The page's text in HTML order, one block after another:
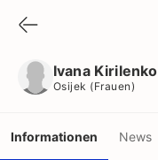
Ivana Kirilenko
Osijek (frauen)
Informationen News